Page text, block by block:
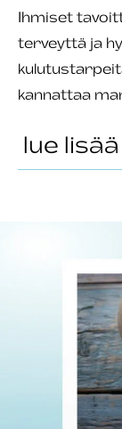
Ihmiset
terveyttä ja
kannattaa
lue lisää